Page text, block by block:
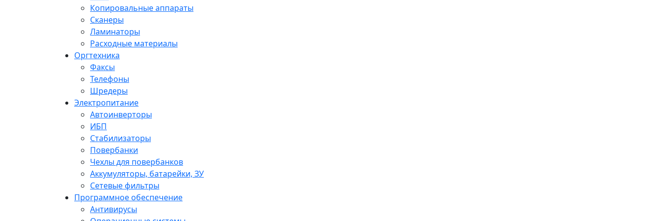
Копировальные аппараты
Сканеры
Ламинаторы
Расходные материалы
Оргтехника
Факсы
Телефоны
Шредеры
Электропитание
Автоинверторы
ИБП
Стабилизаторы
Повербанки
Чехлы для повербанков
Аккумуляторы, батарейки, ЗУ
Сетевые фильтры
Программное обеспечение
Антивирусы